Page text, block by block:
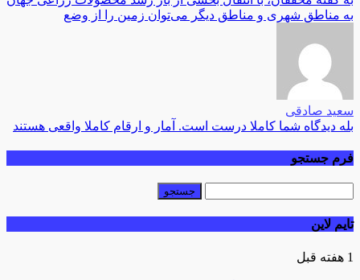
به مناطق شهری و مناطق دیگر می‌توان زمین را از وضع
سعید صادقی
بله دیدگاه شما کاملا درست است. آمار و ارقام کاملا واقعی هستند
فرم جستجو
تایم لاین
1 هفته قبل